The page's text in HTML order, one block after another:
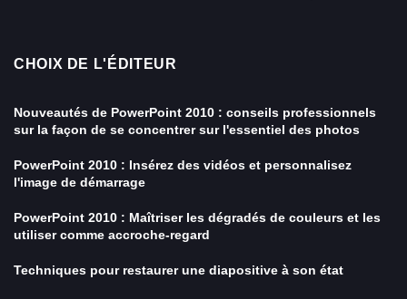
CHOIX DE L'ÉDITEUR
Nouveautés de PowerPoint 2010 : conseils professionnels
sur la façon de se concentrer sur l'essentiel des photos
PowerPoint 2010 : Insérez des vidéos et personnalisez
l'image de démarrage
PowerPoint 2010 : Maîtriser les dégradés de couleurs et les
utiliser comme accroche-regard
Techniques pour restaurer une diapositive à son état